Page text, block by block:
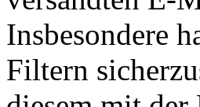
Insbesondere
Filtern